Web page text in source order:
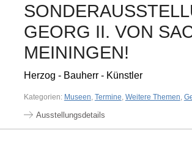
GEORG II. VON
MEININGEN!
Herzog - Bauherr - Künstler
Kategorien: Museen, Termine, Weitere Themen,
Ausstellungsdetails